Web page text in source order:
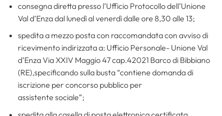
consegna diretta presso l’Ufficio Protocollo dell’Unione
Val d’Enza dal lunedì al venerdì dalle ore 8,30 alle 13;
spedita a mezzo posta con raccomandata con avviso di
ricevimento indirizzata a: Ufficio Personale- Unione Val
d’Enza Via XXIV Maggio 47 cap.42021 Barco di Bibbiano
(RE),specificando sulla busta “contiene domanda di
iscrizione per concorso pubblico per
assistente sociale”;